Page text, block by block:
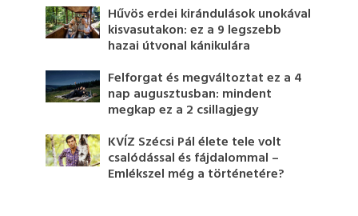
Hűvös erdei kirándulások unokával
kisvasutakon: ez a 9 legszebb
hazai útvonal kánikulára
Felforgat és megváltoztat ez a 4
nap augusztusban: mindent
megkap ez a 2 csillagjegy
KVÍZ Szécsi Pál élete tele volt
csalódással és fájdalommal –
Emlékszel még a történetére?